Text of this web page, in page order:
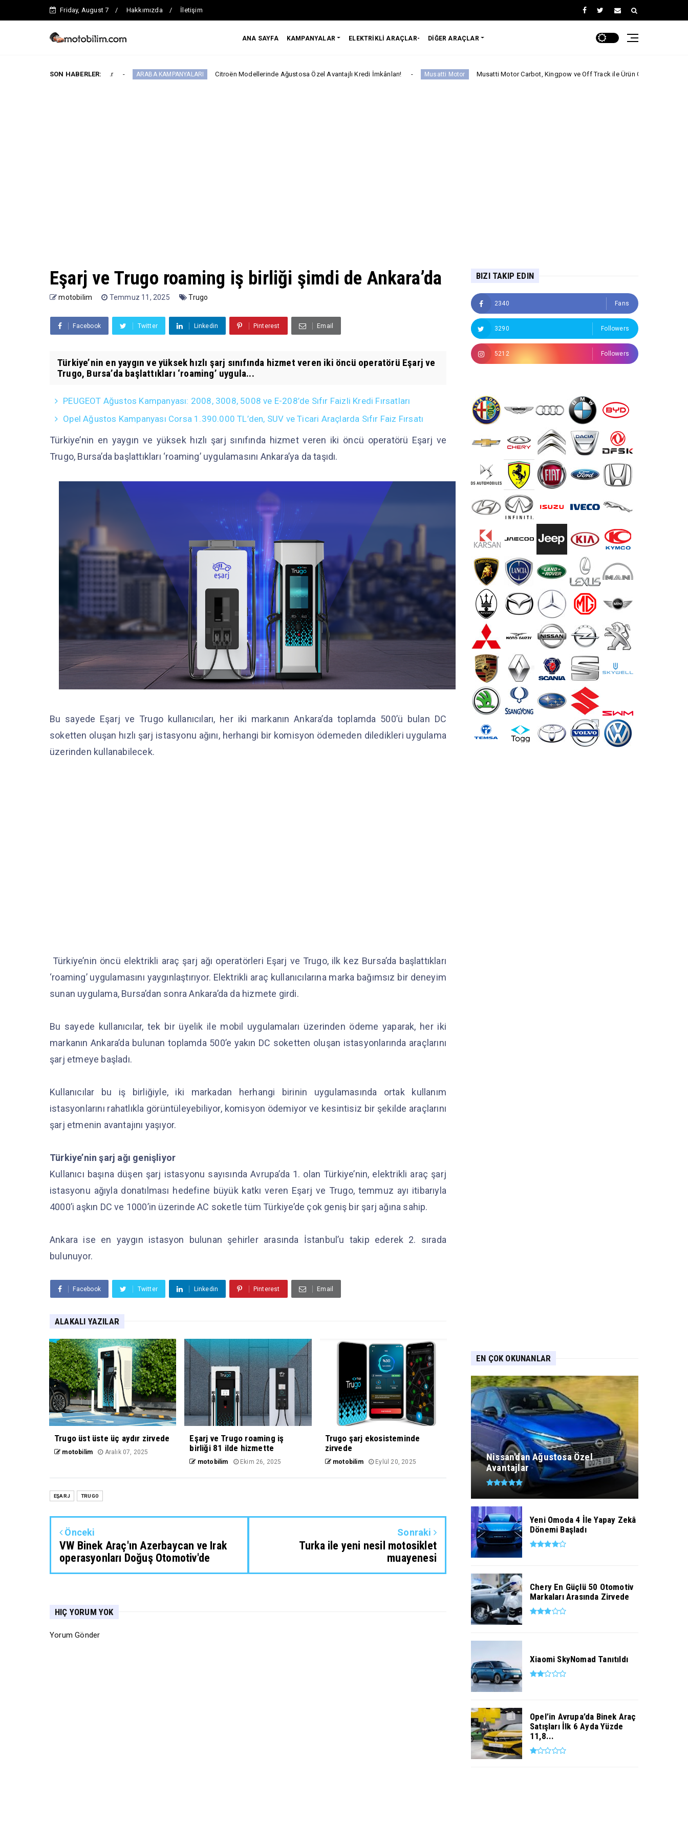
Friday, August 7 Hakkımızda İletişim
ANA SAYFA KAMPANYALAR ELEKTRİKLİ ARAÇLAR- DİĞER ARAÇLAR
SON HABERLER:
Benzersiz Fiyatlar ARABA KAMPANYALARI Citroën Modellerinde Ağustosa Özel Avantajlı Kredi İmkânları! Musatti Motor Musatti Motor Carbot, Kingpow ve Off Track ile Ürün Gamını Genişletiyor
Eşarj ve Trugo roaming iş birliği şimdi de Ankara’da
motobilim Temmuz 11, 2025 Trugo
Facebook Twitter Linkedin Pinterest Email
Türkiye’nin en yaygın ve yüksek hızlı şarj sınıfında hizmet veren iki öncü operatörü Eşarj ve
Trugo, Bursa’da başlattıkları ‘roaming’ uygula...
PEUGEOT Ağustos Kampanyası: 2008, 3008, 5008 ve E-208’de Sıfır Faizli Kredi Fırsatları
Opel Ağustos Kampanyası Corsa 1.390.000 TL’den, SUV ve Ticari Araçlarda Sıfır Faiz Fırsatı
Türkiye’nin en yaygın ve yüksek hızlı şarj sınıfında hizmet veren iki öncü operatörü Eşarj ve
Trugo, Bursa’da başlattıkları ‘roaming’ uygulamasını Ankara’ya da taşıdı.
Bu sayede Eşarj ve Trugo kullanıcıları, her iki markanın Ankara’da toplamda 500’ü bulan DC
soketten oluşan hızlı şarj istasyonu ağını, herhangi bir komisyon ödemeden diledikleri uygulama
üzerinden kullanabilecek.
Türkiye’nin öncü elektrikli araç şarj ağı operatörleri Eşarj ve Trugo, ilk kez Bursa’da başlattıkları
‘roaming’ uygulamasını yaygınlaştırıyor. Elektrikli araç kullanıcılarına marka bağımsız bir deneyim
sunan uygulama, Bursa’dan sonra Ankara’da da hizmete girdi.
Bu sayede kullanıcılar, tek bir üyelik ile mobil uygulamaları üzerinden ödeme yaparak, her iki
markanın Ankara’da bulunan toplamda 500’e yakın DC soketten oluşan istasyonlarında araçlarını
şarj etmeye başladı.
Kullanıcılar bu iş birliğiyle, iki markadan herhangi birinin uygulamasında ortak kullanım
istasyonlarını rahatlıkla görüntüleyebiliyor, komisyon ödemiyor ve kesintisiz bir şekilde araçlarını
şarj etmenin avantajını yaşıyor.
Türkiye’nin şarj ağı genişliyor
Kullanıcı başına düşen şarj istasyonu sayısında Avrupa’da 1. olan Türkiye’nin, elektrikli araç şarj
istasyonu ağıyla donatılması hedefine büyük katkı veren Eşarj ve Trugo, temmuz ayı itibarıyla
4000’i aşkın DC ve 1000’in üzerinde AC soketle tüm Türkiye’de çok geniş bir şarj ağına sahip.
Ankara ise en yaygın istasyon bulunan şehirler arasında İstanbul’u takip ederek 2. sırada
bulunuyor.
Facebook Twitter Linkedin Pinterest Email
ALAKALI YAZILAR
Trugo üst üste üç aydır zirvede
motobilim Aralık 07, 2025
Eşarj ve Trugo roaming iş
birliği 81 ilde hizmette
motobilim Ekim 26, 2025
Trugo şarj ekosisteminde
zirvede
motobilim Eylül 20, 2025
EŞARJ TRUGO
Önceki
VW Binek Araç'ın Azerbaycan ve Irak
operasyonları Doğuş Otomotiv'de
Sonraki
Turka ile yeni nesil motosiklet
muayenesi
HIÇ YORUM YOK
Yorum Gönder
BIZI TAKIP EDIN
2340 Fans
3290 Followers
5212 Followers
EN ÇOK OKUNANLAR
Nissan'dan Ağustosa Özel
Avantajlar
Yeni Omoda 4 İle Yapay Zekâ
Dönemi Başladı
Chery En Güçlü 50 Otomotiv
Markaları Arasında Zirvede
Xiaomi SkyNomad Tanıtıldı
Opel’in Avrupa’da Binek Araç
Satışları İlk 6 Ayda Yüzde
11,8...